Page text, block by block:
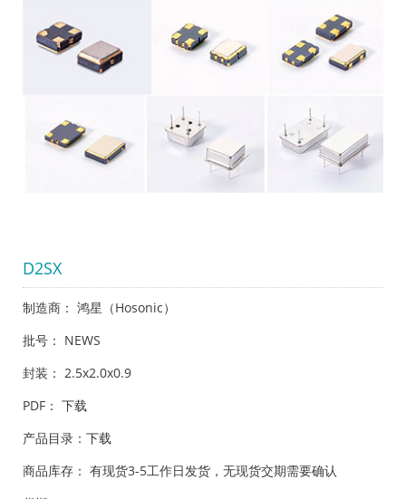
D2SX
制造商： 鸿星（Hosonic）
批号： NEWS
封装： 2.5x2.0x0.9
PDF： 下载
产品目录： 下载
商品库存： 有现货3-5工作日发货，无现货交期需要确认